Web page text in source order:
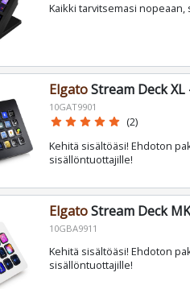
Kaikki tarvitsemasi
ElgatoStream Deck
10GAT9901
star star star star star (2)
Kehitä sisältöäsi! Ehdoton
sisällöntuottajille!
ElgatoStream Deck
10GBA9911
Kehitä sisältöäsi! Ehdoton
sisällöntuottajille!